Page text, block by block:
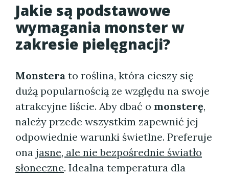
Jakie są podstawowe
wymagania monster w
zakresie pielęgnacji?
Monstera to roślina, która cieszy się
dużą popularnością ze względu na swoje
atrakcyjne liście. Aby dbać o monsterę,
należy przede wszystkim zapewnić jej
odpowiednie warunki świetlne. Preferuje
ona jasne, ale nie bezpośrednie światło
słoneczne. Idealna temperatura dla